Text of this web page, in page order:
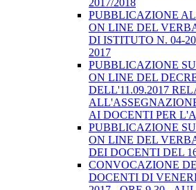
2017/2018
PUBBLICAZIONE
ON LINE DEL
DI ISTITUTO N. 04-
2017
PUBBLICAZIONE
ON LINE DEL
DELL'11.09.2017
AI DOCENTI PER
PUBBLICAZIONE
ON LINE DEL
DEI DOCENTI DEL
CONVOCAZIONE
DOCENTI DI